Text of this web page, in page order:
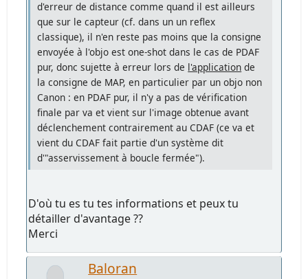
d'erreur de distance comme quand il est ailleurs
que sur le capteur (cf. dans un un reflex
classique), il n'en reste pas moins que la consigne
envoyée à l'objo est one-shot dans le cas de PDAF
pur, donc sujette à erreur lors de l'application de
la consigne de MAP, en particulier par un objo non
Canon : en PDAF pur, il n'y a pas de vérification
finale par va et vient sur l'image obtenue avant
déclenchement contrairement au CDAF (ce va et
vient du CDAF fait partie d'un système dit
d'"asservissement à boucle fermée").
D'où tu es tu tes informations et peux tu
détailler d'avantage ??
Merci
Baloran